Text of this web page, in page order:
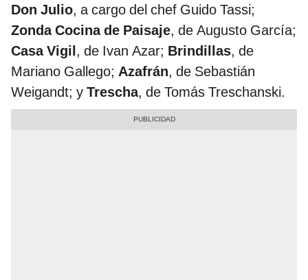
Don Julio, a cargo del chef Guido Tassi;
Zonda Cocina de Paisaje, de Augusto García;
Casa Vigil, de Ivan Azar; Brindillas, de
Mariano Gallego; Azafrán, de Sebastián
Weigandt; y Trescha, de Tomás Treschanski.